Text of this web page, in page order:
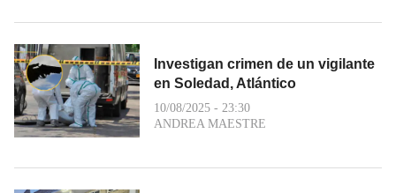
Investigan crimen de un vigilante
en Soledad, Atlántico
10/08/2025 - 23:30
ANDREA MAESTRE